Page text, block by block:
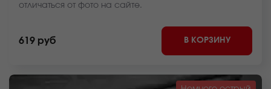
отличаться от фото на сайте.
619 руб В КОРЗИНУ